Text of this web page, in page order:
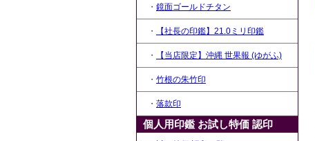
・ 鏡面ゴールドチタン
・ 【社長の印鑑】21.0ミリ印鑑
・ 【当店限定】沖縄 世果報 (ゆがふ)
・ 竹根の朱竹印
・ 落款印
個人用印鑑 お試し特価 認印